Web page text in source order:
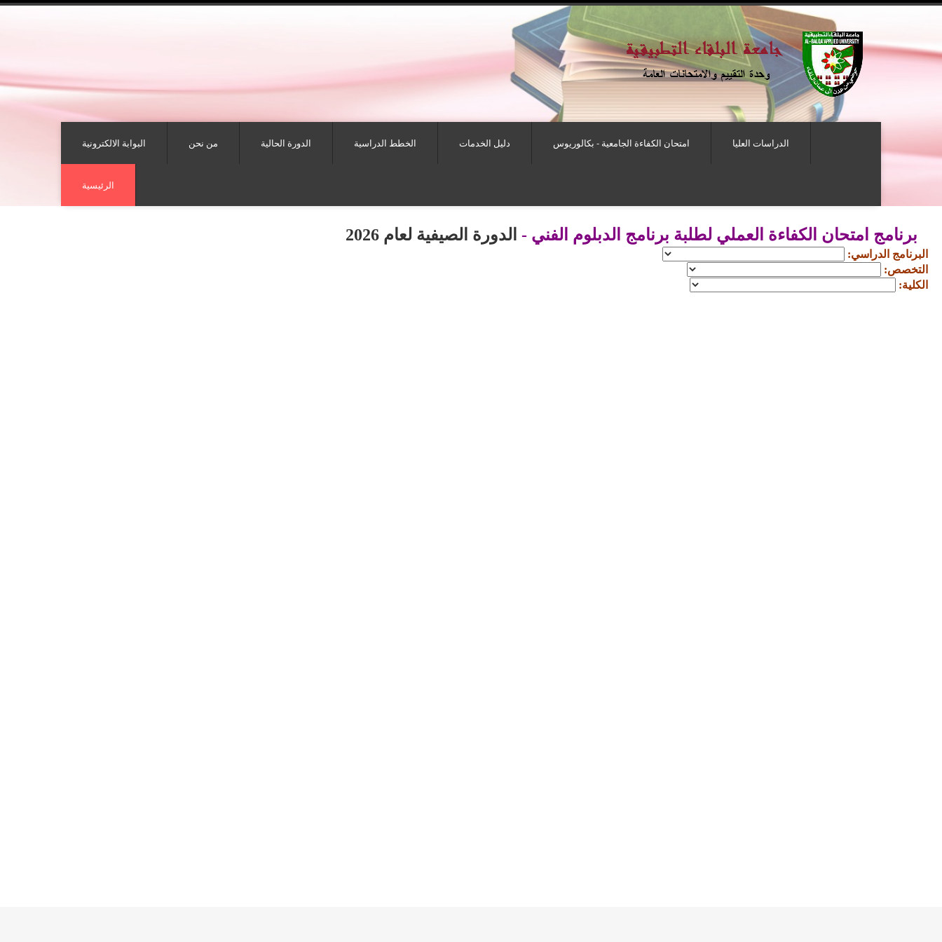
البوابة الالكترونية من نحن الدورة الحالية الخطط الدراسية دليل الخدمات امتحان الكفاءة الجامعية - بكالوريوس الدراسات العليا
الرئيسية
برنامج امتحان الكفاءة العملي لطلبة برنامج الدبلوم الفني - الدورة الصيفية لعام 2026
البرنامج الدراسي:
التخصص:
الكلية: